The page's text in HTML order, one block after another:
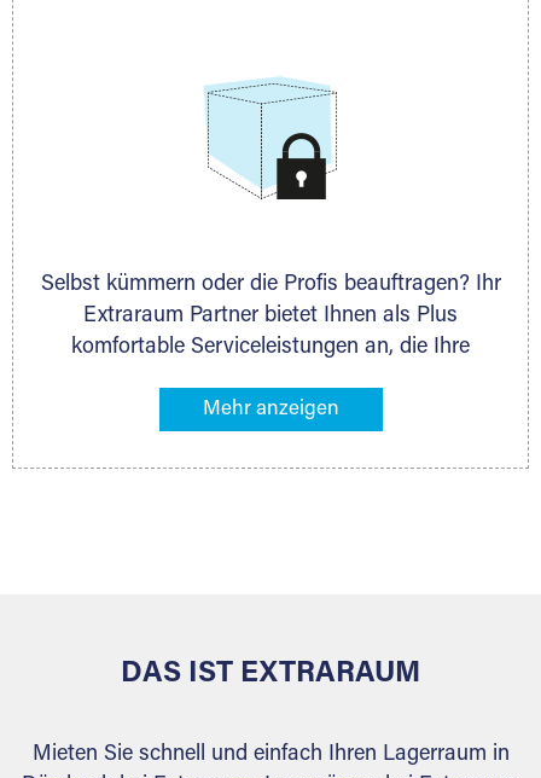
Selbst kümmern oder die Profis beauftragen? Ihr
Extraraum Partner bietet Ihnen als Plus
komfortable Serviceleistungen an, die Ihre
gehören z. B. Verpackungsservice, Lieferung von
Ihr Lagergut wird bei Ihrem Extraraum Partner
DAS IST EXTRARAUM
Mieten Sie schnell und einfach Ihren Lagerraum in